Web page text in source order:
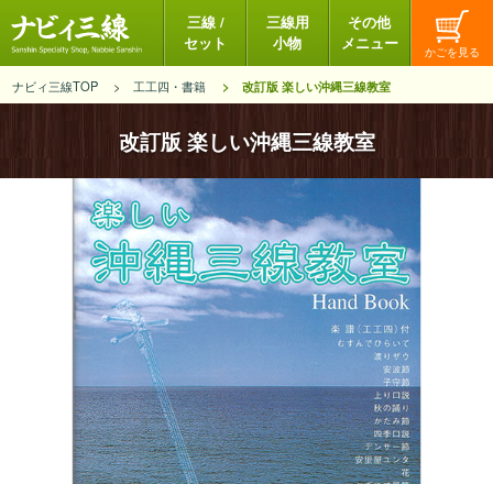
三線 /
セット
三線用
小物
その他
メニュー
ナビィ三線TOP 工工四・書籍 改訂版 楽しい沖縄三線教室
改訂版 楽しい沖縄三線教室